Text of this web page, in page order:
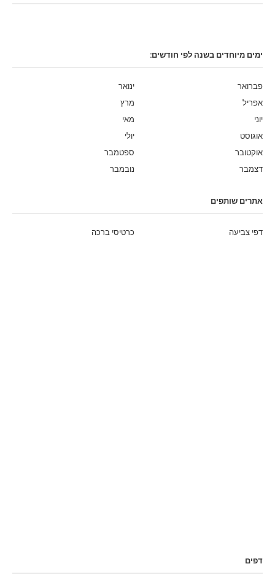
ימים מיוחדים בשנה לפי חודשים:
ינואר
פברואר
מרץ
אפריל
מאי
יוני
יולי
אוגוסט
ספטמבר
אוקטובר
נובמבר
דצמבר
אתרים שותפים
כרטיסי ברכה דפי צביעה
דפים